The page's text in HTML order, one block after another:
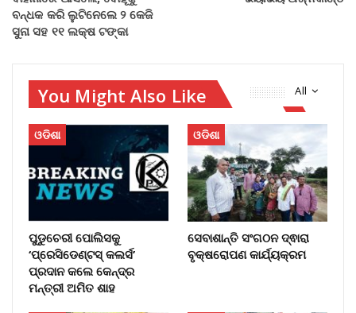
ବନ୍ଧକ କରି ଲୁଟିନେଲେ ୨ କେଜି
ସୁନା ସହ ୧୧ ଲକ୍ଷ ଟଙ୍କା
All
You Might Also Like
ଓଡିଶା
ପୁଡୁଚେରୀ ପୋଲିସକୁ
‘ପ୍ରେସିଡେଣ୍ଟସ୍ କଲର୍ସ’
ପ୍ରଦାନ କଲେ କେନ୍ଦ୍ର
ମନ୍ତ୍ରୀ ଅମିତ ଶାହ
ଓଡିଶା
ସେବାଶାନ୍ତି ସଂଗଠନ ଦ୍ଵାରା
ବୃକ୍ଷରୋପଣ କାର୍ଯ୍ୟକ୍ରମ